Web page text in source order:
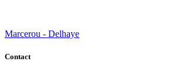
Marcerou - Delhaye
Contact